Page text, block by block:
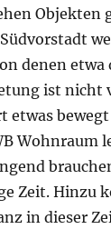
Objekten
denen etwa
ist nicht
etwas
Wohnraum
Zeit. Hinzu
in dieser